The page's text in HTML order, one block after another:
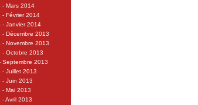
- Mars 2014
- Février 2014
- Janvier 2014
- Décembre 2013
- Novembre 2013
- Octobre 2013
Septembre 2013
- Juillet 2013
- Juin 2013
- Mai 2013
Avril 2013